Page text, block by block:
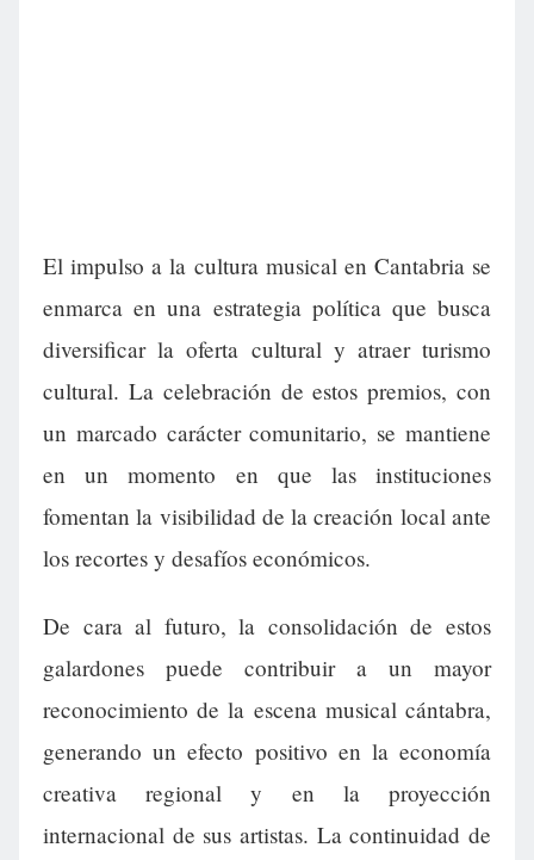
El impulso a la cultura musical en Cantabria se
enmarca en una estrategia política que busca
diversificar la oferta cultural y atraer turismo
cultural. La celebración de estos premios, con
un marcado carácter comunitario, se mantiene
en un momento en que las instituciones
fomentan la visibilidad de la creación local ante
los recortes y desafíos económicos.
De cara al futuro, la consolidación de estos
galardones puede contribuir a un mayor
reconocimiento de la escena musical cántabra,
generando un efecto positivo en la economía
creativa regional y en la proyección
internacional de sus artistas. La continuidad de